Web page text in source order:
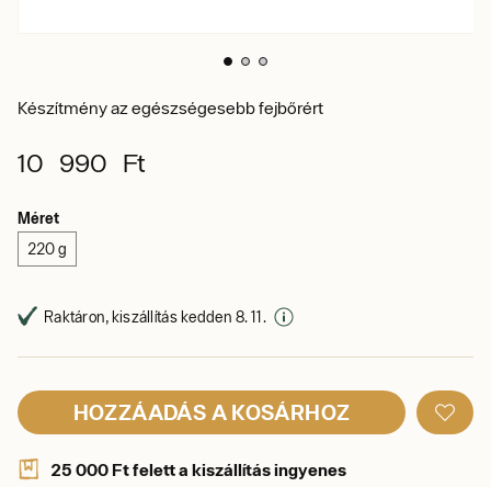
Készítmény az egészségesebb fejbőrért
10 990 Ft
Méret
220 g
Raktáron, kiszállítás kedden 8. 11.
HOZZÁADÁS A KOSÁRHOZ
25 000 Ft felett a kiszállítás ingyenes